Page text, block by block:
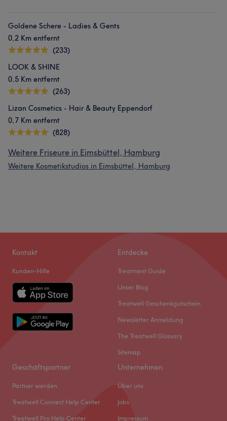
Goldene Schere - Ladies & Gents
0,2 Km entfernt
(233)
LOOK & SHINE
0,5 Km entfernt
(263)
Lizan Cosmetics - Hair & Beauty Eppendorf
0,7 Km entfernt
(828)
Weitere Friseure in Eimsbüttel, Hamburg
Weitere Kosmetikstudios in Eimsbüttel, Hamburg
Kontakt
Kunden-Hilfe
Entdecke
Treatment Guide
Unser Blog
Treatwell Geschenkgutschein
Newsletter Anmeldung
The Treatwell Glossary
Sitemap
Geschäftspartner
Partner werden
Treatwell Connect Help Center
Treatwell Pro Help Center
Unternehmen
Über uns
Jobs
Impressum